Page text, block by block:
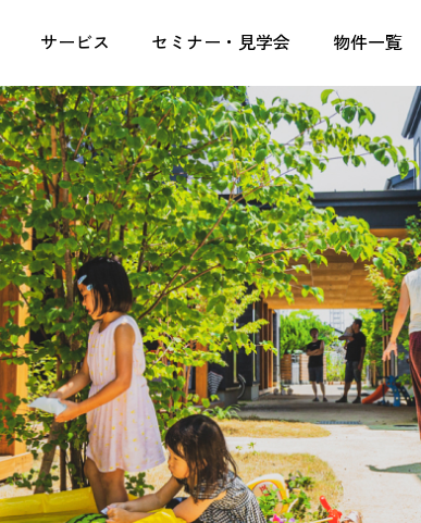
サービス セミナー・見学会 物件一覧